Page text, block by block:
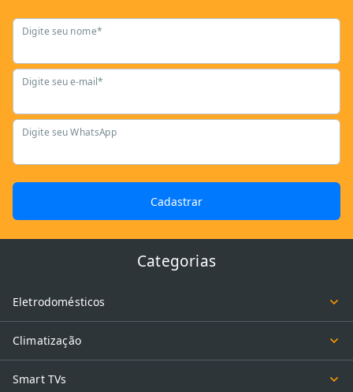
Digite seu nome*
Digite seu e-mail*
Digite seu WhatsApp
Cadastrar
Categorias
Eletrodomésticos
Climatização
Smart TVs